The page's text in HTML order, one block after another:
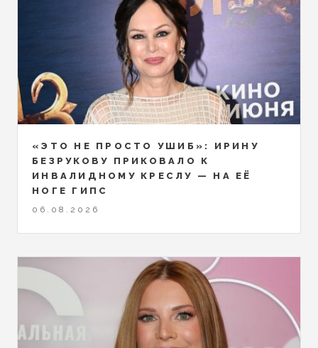
«ЭТО НЕ ПРОСТО УШИБ»: ИРИНУ
БЕЗРУКОВУ ПРИКОВАЛО К
ИНВАЛИДНОМУ КРЕСЛУ — НА ЕЁ
НОГЕ ГИПС
06.08.2026